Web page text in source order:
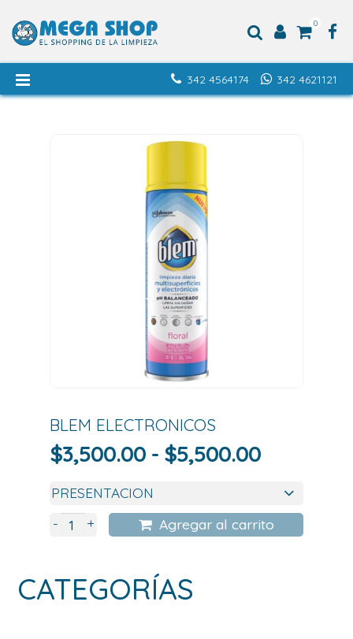
0
342 4621121
342 4564174
BLEM ELECTRONICOS
$3,500.00 - $5,500.00Rango
precios:
desde
- + Agregar al carrito
CATEGORÍAS